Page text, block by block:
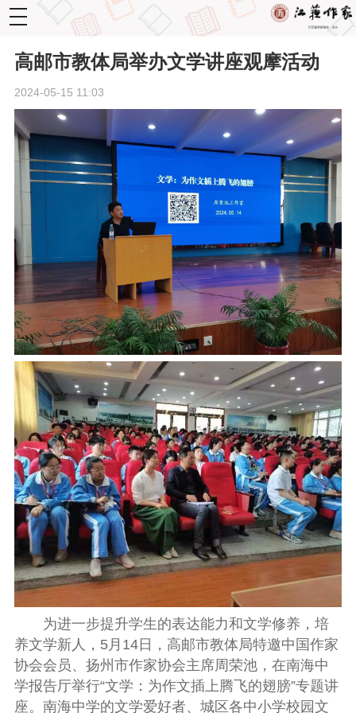
toggle
navigation
高邮市教体局举办文学讲座观摩活动
2024-05-15 11:03
为进一步提升学生的表达能力和文学修养，培
养文学新人，5月14日，高邮市教体局特邀中国作家
协会会员、扬州市作家协会主席周荣池，在南海中
学报告厅举行“文学：为作文插上腾飞的翅膀”专题讲
座。南海中学的文学爱好者、城区各中小学校园文